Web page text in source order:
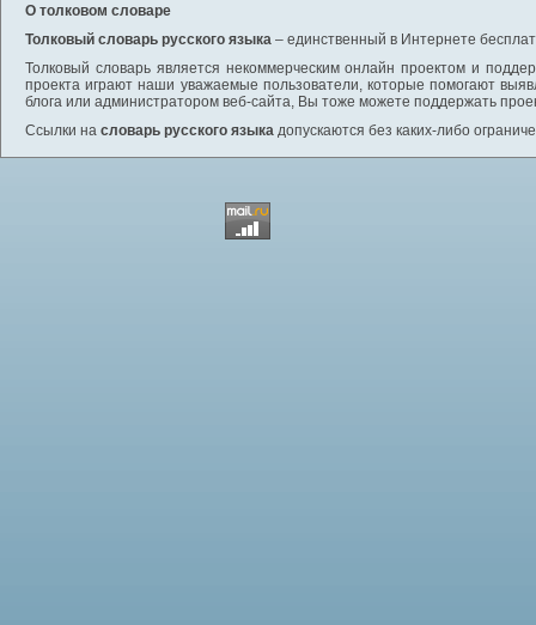
О толковом словаре
Толковый словарь русского языка – единственный в Интернете
Толковый словарь является некоммерческим онлайн проектом и
проекта играют наши уважаемые пользователи, которые помогают
блога или администратором веб-сайта, Вы тоже можете поддержать
Ссылки на словарь русского языка допускаются без каких-либо